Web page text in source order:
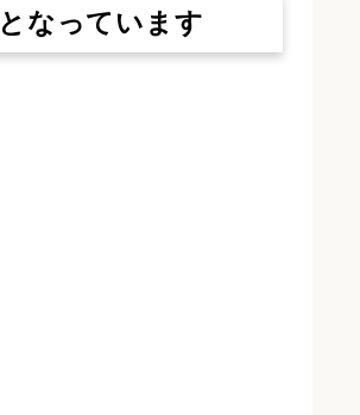
なっています